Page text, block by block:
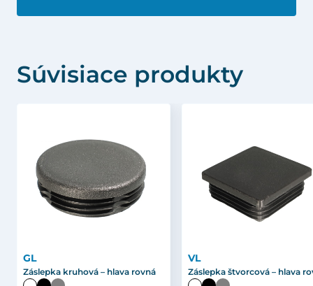
Súvisiace produkty
GL
Záslepka kruhová – hlava rovná
VL
Záslepka štvorcová – hlava